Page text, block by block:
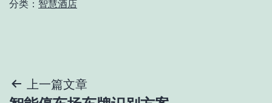
分类： 智慧酒店
文上一篇文章